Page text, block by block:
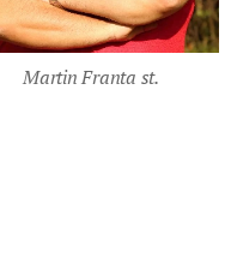
Martin Franta st.